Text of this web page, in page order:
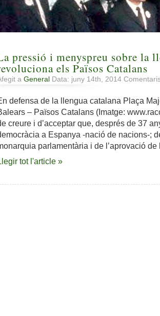
pressió i menyspreu sobre la
els Països Catalans
a General Data: juny 14th, 2014
defensa de la llengua catalana Plaça
– Països Catalans (Imatge:
creure i d’acceptar que, després de 37
a Espanya -nació de nacions-;
parlamentària i de l’aprovació
tot l'article »